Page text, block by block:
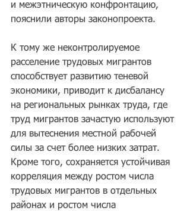
и межэтническую конфронтацию,
пояснили авторы законопроекта.
К тому же неконтролируемое
расселение трудовых мигрантов
способствует развитию теневой
экономики, приводит к дисбалансу
на региональных рынках труда, где
труд мигрантов зачастую используют
для вытеснения местной рабочей
силы за счет более низких затрат.
Кроме того, сохраняется устойчивая
корреляция между ростом числа
трудовых мигрантов в отдельных
районах и ростом числа